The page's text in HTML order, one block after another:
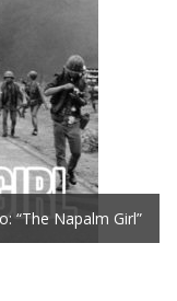
“The Napalm Girl”